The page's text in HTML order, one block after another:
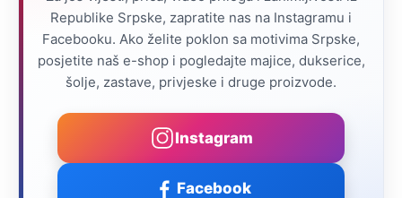
Republike Srpske, zapratite nas na Instagramu i
Facebooku. Ako želite poklon sa motivima Srpske,
posjetite naš e-shop i pogledajte majice, dukserice,
šolje, zastave, privjeske i druge proizvode.
Instagram
Facebook